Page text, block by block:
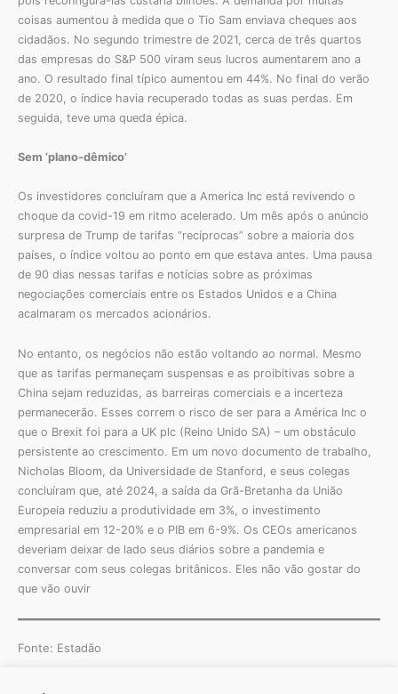
coisas aumentou à medida que o Tio Sam enviava cheques aos
cidadãos. No segundo trimestre de 2021, cerca de três quartos
das empresas do S&P 500 viram seus lucros aumentarem ano a
ano. O resultado final típico aumentou em 44%. No final do verão
de 2020, o índice havia recuperado todas as suas perdas. Em
seguida, teve uma queda épica.
Sem ‘plano-dêmico’
Os investidores concluíram que a America Inc está revivendo o
choque da covid-19 em ritmo acelerado. Um mês após o anúncio
surpresa de Trump de tarifas “recíprocas” sobre a maioria dos
países, o índice voltou ao ponto em que estava antes. Uma pausa
de 90 dias nessas tarifas e notícias sobre as próximas
negociações comerciais entre os Estados Unidos e a China
acalmaram os mercados acionários.
No entanto, os negócios não estão voltando ao normal. Mesmo
que as tarifas permaneçam suspensas e as proibitivas sobre a
China sejam reduzidas, as barreiras comerciais e a incerteza
permanecerão. Esses correm o risco de ser para a América Inc o
que o Brexit foi para a UK plc (Reino Unido SA) – um obstáculo
persistente ao crescimento. Em um novo documento de trabalho,
Nicholas Bloom, da Universidade de Stanford, e seus colegas
concluíram que, até 2024, a saída da Grã-Bretanha da União
Europeia reduziu a produtividade em 3%, o investimento
empresarial em 12-20% e o PIB em 6-9%. Os CEOs americanos
deveriam deixar de lado seus diários sobre a pandemia e
conversar com seus colegas britânicos. Eles não vão gostar do
que vão ouvir
Fonte: Estadão